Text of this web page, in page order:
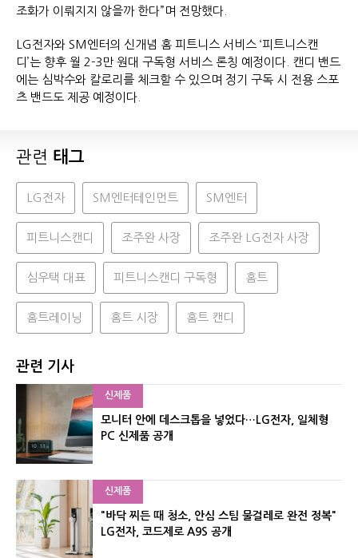
조화가 이뤄지지 않을까 한다”며 전망했다.
LG전자와 SM엔터의 신개념 홈 피트니스 서비스 ‘피트니스캔
디’는 향후 월 2-3만 원대 구독형 서비스 론칭 예정이다. 캔디 밴드
에는 심박수와 칼로리를 체크할 수 있으며 정기 구독 시 전용 스포
츠 밴드도 제공 예정이다.
관련 태그
LG전자 SM엔터테인먼트 SM엔터
피트니스캔디 조주완 사장 조주완 LG전자 사장
심우택 대표 피트니스캔디 구독형 홈트
홈트레이닝 홈트 시장 홈트 캔디
관련 기사
신제품
모니터 안에 데스크톱을 넣었다…LG전자, 일체형
PC 신제품 공개
신제품
"바닥 찌든 때 청소, 안심 스팀 물걸레로 완전 정복"
LG전자, 코드제로 A9S 공개